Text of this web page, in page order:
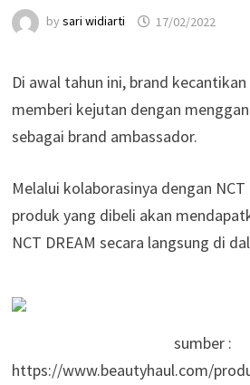
by sari widiarti 17/02/2022
Di awal tahun ini, brand
memberi kejutan dengan
sebagai brand ambassador.
Melalui kolaborasinya dengan NCT
produk yang dibeli akan
NCT DREAM secara langsung di
sumber :
https://www.beautyhaul.com/